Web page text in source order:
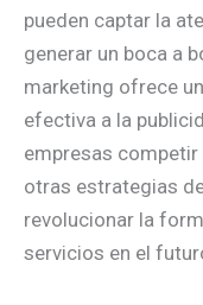
pueden captar la
generar un boca a
marketing ofrece
efectiva a la
empresas competir
otras estrategias
revolucionar la
servicios en el